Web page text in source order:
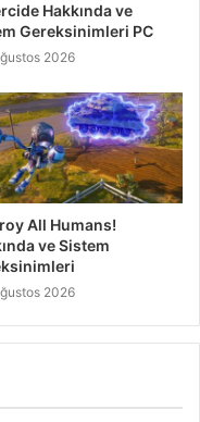
Hakkında ve
Gereksinimleri PC
2026
All Humans!
ve Sistem
2026